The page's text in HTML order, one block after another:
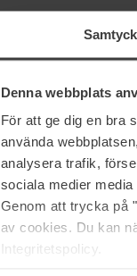
Denna webbplats
För att ge dig en bra
använda
analysera trafik,
sociala medier
Genom att trycka på
av cookies. Du kan
Integritetspolicy.
merk dat werd
200
de wil om op te
assortiment kun